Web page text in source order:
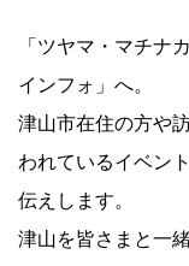
「ツヤマ・マチナ
インフォ」へ。
津山市在住の方や
われているイベン
伝えします。
津山を皆さまと一